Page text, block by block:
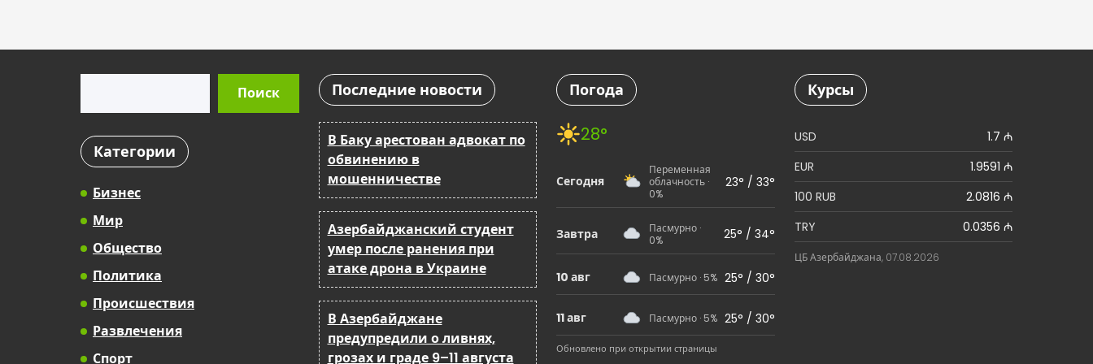
Поиск
Категории
Бизнес
Мир
Общество
Политика
Происшествия
Развлечения
Спорт
Последние новости
В Баку арестован адвокат по
обвинению в
мошенничестве
Азербайджанский студент
умер после ранения при
атаке дрона в Украине
В Азербайджане
предупредили о ливнях,
грозах и граде 9–11 августа
Погода
28°
Сегодня
Переменная
облачность ·
0%
23° / 33°
Завтра
Пасмурно ·
0%
25° / 34°
10 авг Пасмурно · 5% 25° / 30°
11 авг Пасмурно · 5% 25° / 30°
Обновлено при открытии страницы
Курсы
USD
1.7 ₼
EUR
1.9591 ₼
100 RUB
2.0816 ₼
TRY
0.0356 ₼
ЦБ Азербайджана, 07.08.2026